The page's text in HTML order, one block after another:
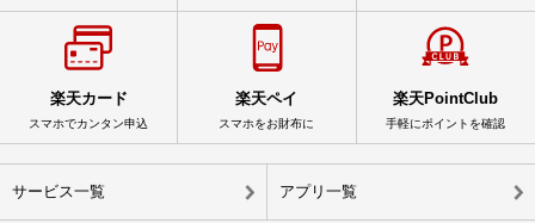
楽天カード
スマホでカンタン申込
楽天ペイ
スマホをお財布に
楽天PointClub
手軽にポイントを確認
サービス一覧 アプリ一覧